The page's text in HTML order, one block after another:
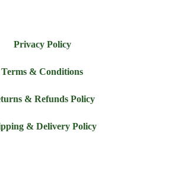
Privacy Policy
Terms & Conditions
& Refunds Policy
& Delivery Policy